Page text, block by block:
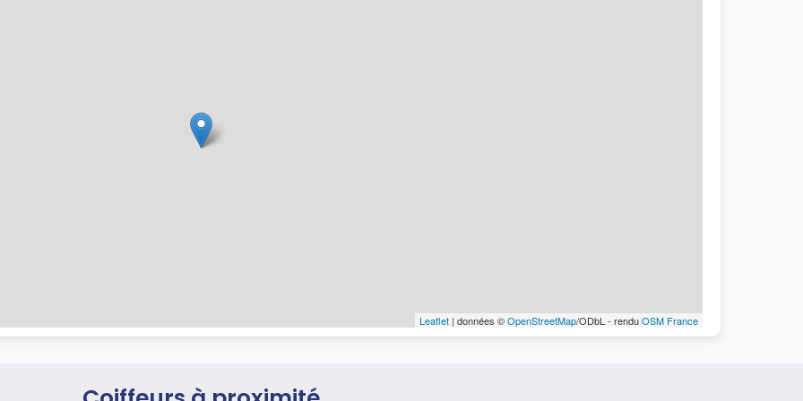
Leaflet | données ©OpenStreetMap/ODbL - renduOSM France